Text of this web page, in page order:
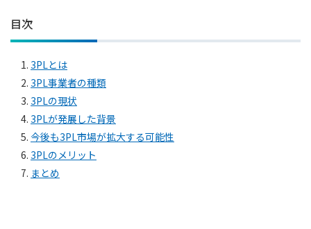
目次
1. 3PLとは
2. 3PL事業者の種類
3. 3PLの現状
4. 3PLが発展した背景
5. 今後も3PL市場が拡大する可能性
6. 3PLのメリット
7. まとめ